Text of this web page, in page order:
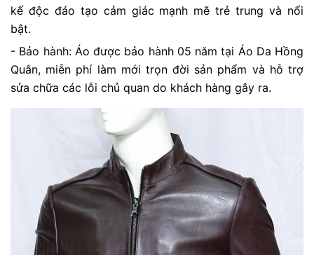
kế độc đáo tạo cảm giác mạnh mẽ trẻ trung và nổi
bật.
- Bảo hành: Áo được bảo hành 05 năm tại Áo Da Hồng
Quân, miễn phí làm mới trọn đời sản phẩm và hỗ trợ
sửa chữa các lỗi chủ quan do khách hàng gây ra.